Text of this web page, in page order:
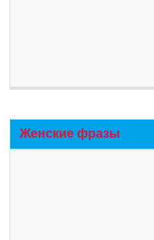
Женские фразы